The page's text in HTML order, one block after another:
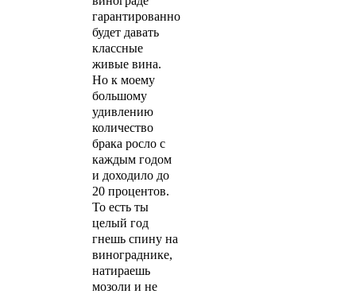
гарантированно
будет давать
классные
живые вина.
Но к моему
большому
удивлению
количество
брака росло с
каждым годом
и доходило до
20 процентов.
То есть ты
целый год
гнешь спину на
винограднике,
натираешь
мозоли и не